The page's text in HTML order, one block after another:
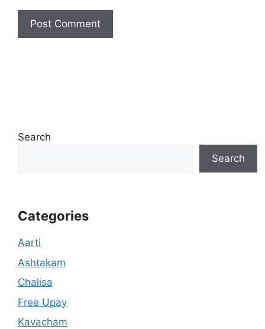
Search
Search
Categories
Aarti
Ashtakam
Chalisa
Free Upay
Kavacham